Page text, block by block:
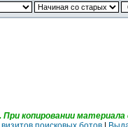
копировании материала